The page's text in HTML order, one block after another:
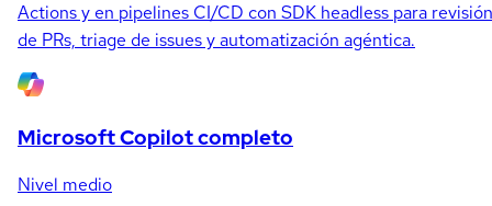
Actions y en pipelines CI/CD con SDK headless para revisión
de PRs, triage de issues y automatización agéntica.
Microsoft Copilot completo
Nivel medio